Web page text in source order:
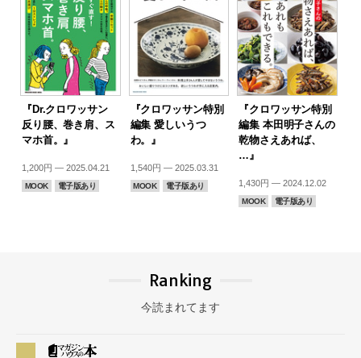
『Dr.クロワッサン
反り腰、巻き肩、ス
マホ首。』
1,200円 — 2025.04.21
MOOK 電子版あり
『クロワッサン特別
編集 愛しいうつ
わ。』
1,540円 — 2025.03.31
MOOK 電子版あり
『クロワッサン特別
編集 本田明子さんの
乾物さえあれば、
…』
1,430円 — 2024.12.02
MOOK 電子版あり
Ranking
今読まれてます